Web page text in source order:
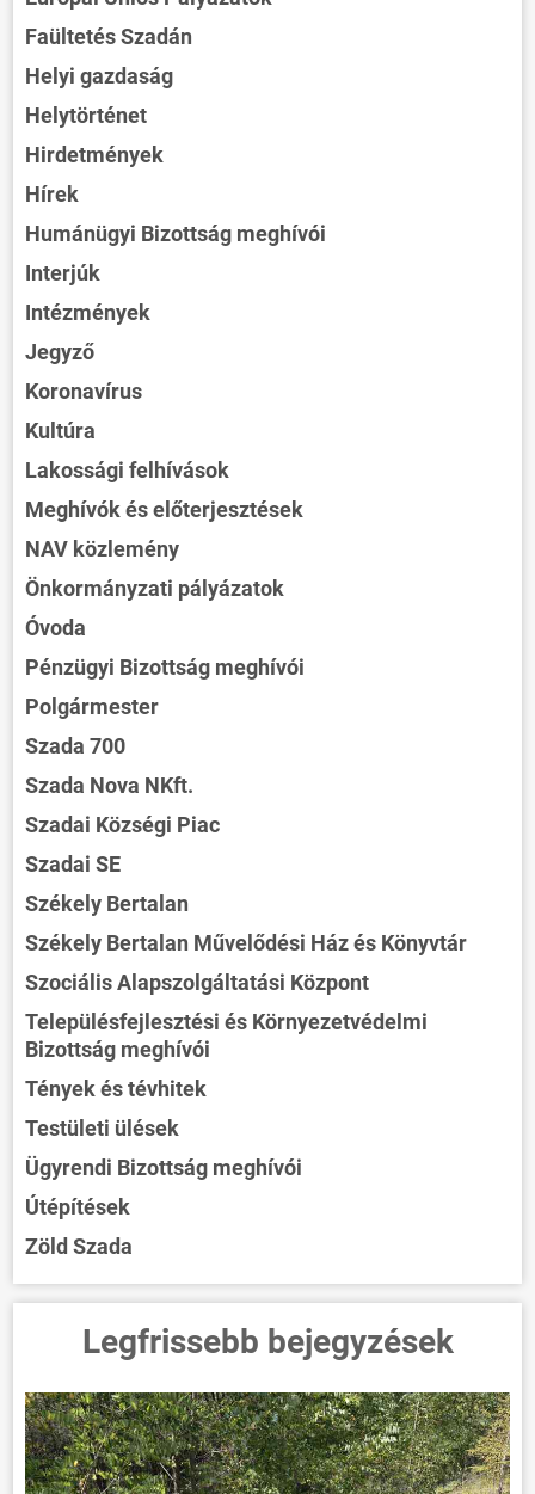
Faültetés Szadán
Helyi gazdaság
Helytörténet
Hirdetmények
Hírek
Humánügyi Bizottság meghívói
Interjúk
Intézmények
Jegyző
Koronavírus
Kultúra
Lakossági felhívások
Meghívók és előterjesztések
NAV közlemény
Önkormányzati pályázatok
Óvoda
Pénzügyi Bizottság meghívói
Polgármester
Szada 700
Szada Nova NKft.
Szadai Községi Piac
Szadai SE
Székely Bertalan
Székely Bertalan Művelődési Ház és Könyvtár
Szociális Alapszolgáltatási Központ
Településfejlesztési és Környezetvédelmi
Bizottság meghívói
Tények és tévhitek
Testületi ülések
Ügyrendi Bizottság meghívói
Útépítések
Zöld Szada
Legfrissebb bejegyzések